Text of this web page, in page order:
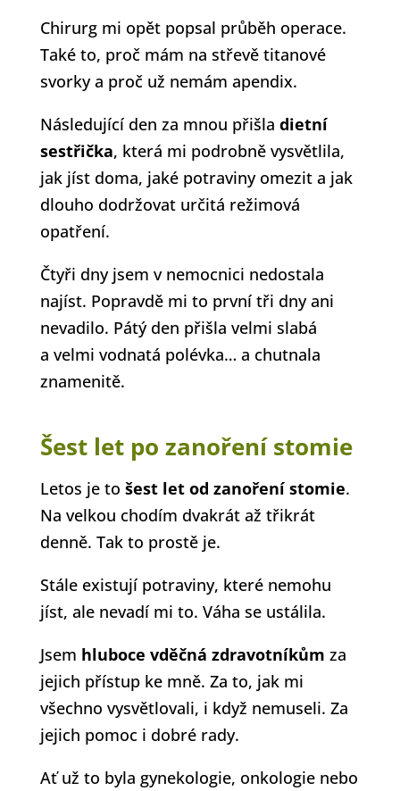
Chirurg mi opět popsal průběh operace.
Také to, proč mám na střevě titanové
svorky a proč už nemám apendix.
Následující den za mnou přišla dietní
sestřička, která mi podrobně vysvětlila,
jak jíst doma, jaké potraviny omezit a jak
dlouho dodržovat určitá režimová
opatření.
Čtyři dny jsem v nemocnici nedostala
najíst. Popravdě mi to první tři dny ani
nevadilo. Pátý den přišla velmi slabá
a velmi vodnatá polévka… a chutnala
znamenitě.
Šest let po zanoření stomie
Letos je to šest let od zanoření stomie.
Na velkou chodím dvakrát až třikrát
denně. Tak to prostě je.
Stále existují potraviny, které nemohu
jíst, ale nevadí mi to. Váha se ustálila.
Jsem hluboce vděčná zdravotníkům za
jejich přístup ke mně. Za to, jak mi
všechno vysvětlovali, i když nemuseli. Za
jejich pomoc i dobré rady.
Ať už to byla gynekologie, onkologie nebo